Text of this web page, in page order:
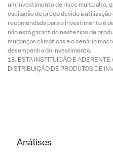
um investimento de risco muito alto,
oscilação de preço devido à
recomendada para o investimento é
não está garantido neste tipo de
mudanças climáticas e o cenário
desempenho do investimento.
ESTA INSTITUIÇÃO É
DISTRIBUIÇÃO DE PRODUTOS DE
Análises